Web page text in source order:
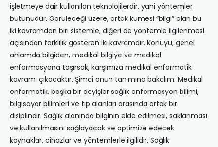
işletmeye dair kullanılan teknolojilerdir, yani yöntemler
bütünüdür. Görüleceği üzere, ortak kümesi “bilgi” olan bu
iki kavramdan biri sistemle, diğeri de yöntemle ilgilenmesi
açısından farklılık gösteren iki kavramdır. Konuyu, genel
anlamda bilgiden, medikal bilgiye ve medikal
enformasyona taşırsak, karşımıza medikal enformatik
kavramı çıkacaktır. Şimdi onun tanımına bakalım: Medikal
enformatik, başka bir deyişler sağlık enformasyon bilimi,
bilgisayar bilimleri ve tıp alanları arasında ortak bir
disiplindir. Sağlık alanında bilginin elde edilmesi, saklanması
ve kullanılmasını sağlayacak ve optimize edecek
kaynaklar, cihazlar ve yöntemlerle ilgilidir. Sağlık